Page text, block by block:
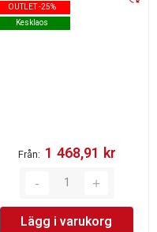
OUTLET -25%
Kesklaos
OUTLET -25%
Kesklaos
Från 1 468,91 kr‎
Lägg i varukorg